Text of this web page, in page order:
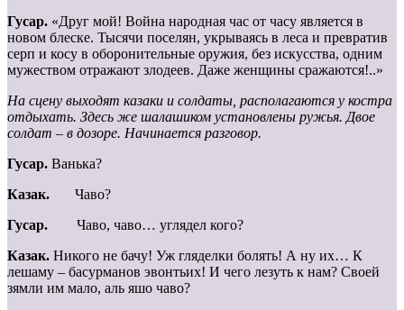
Гусар. «Друг мой! Война народная час от часу является в
новом блеске. Тысячи поселян, укрываясь в леса и превратив
серп и косу в оборонительные оружия, без искусства, одним
мужеством отражают злодеев. Даже женщины сражаются!..»
На сцену выходят казаки и солдаты, располагаются у костра
отдыхать. Здесь же шалашиком установлены ружья. Двое
солдат – в дозоре. Начинается разговор.
Гусар. Ванька?
Казак. Чаво?
Гусар. Чаво, чаво… углядел кого?
Казак. Никого не бачу! Уж гляделки болять! А ну их… К
лешаму – басурманов эвонтьих! И чего лезуть к нам? Своей
зямли им мало, аль яшо чаво?